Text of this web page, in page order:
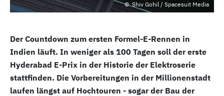
Shiv Gohil / Spacesuit Media
Der Countdown zum ersten Formel-E-Rennen in
Indien läuft. In weniger als 100 Tagen soll der erste
Hyderabad E-Prix in der Historie der Elektroserie
stattfinden. Die Vorbereitungen in der Millionenstadt
laufen längst auf Hochtouren - sogar der Bau der